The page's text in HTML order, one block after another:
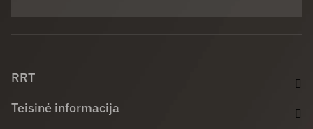
RRT
Teisinė informacija